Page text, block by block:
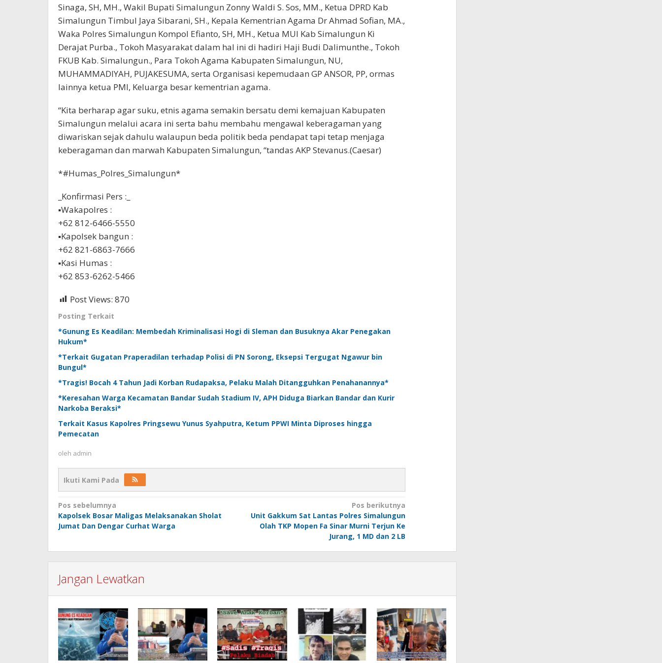
Sinaga, SH, MH., Wakil Bupati Simalungun Zonny Waldi S. Sos, MM., Ketua DPRD Kab
Simalungun Timbul Jaya Sibarani, SH., Kepala Kementrian Agama Dr Ahmad Sofian, MA.,
Waka Polres Simalungun Kompol Efianto, SH, MH., Ketua MUI Kab Simalungun Ki
Derajat Purba., Tokoh Masyarakat dalam hal ini di hadiri Haji Budi Dalimunthe., Tokoh
FKUB Kab. Simalungun., Para Tokoh Agama Kabupaten Simalungun, NU,
MUHAMMADIYAH, PUJAKESUMA, serta Organisasi kepemudaan GP ANSOR, PP, ormas
lainnya ketua PMI, Keluarga besar kementrian agama.
“Kita berharap agar suku, etnis agama semakin bersatu demi kemajuan Kabupaten
Simalungun melalui acara ini serta bahu membahu mengawal keberagaman yang
diwariskan sejak dahulu walaupun beda politik beda pendapat tapi tetap menjaga
keberagaman dan marwah Kabupaten Simalungun, “tandas AKP Stevanus.(Caesar)
*#Humas_Polres_Simalungun*
_Konfirmasi Pers :_
▪︎Wakapolres :
+62 812-6466-5550
▪︎Kapolsek bangun :
+62 821-6863-7666
▪︎Kasi Humas :
+62 853-6262-5466
Post Views: 870
Posting Terkait
*Gunung Es Keadilan: Membedah Kriminalisasi Hogi di Sleman dan Busuknya Akar Penegakan
Hukum*
*Terkait Gugatan Praperadilan terhadap Polisi di PN Sorong, Eksepsi Tergugat Ngawur bin
Bungul*
*Tragis! Bocah 4 Tahun Jadi Korban Rudapaksa, Pelaku Malah Ditangguhkan Penahanannya*
*Keresahan Warga Kecamatan Bandar Sudah Stadium IV, APH Diduga Biarkan Bandar dan Kurir
Narkoba Beraksi*
Terkait Kasus Kapolres Pringsewu Yunus Syahputra, Ketum PPWI Minta Diproses hingga
Pemecatan
oleh admin
Ikuti Kami Pada
Navigasi
pos
Pos sebelumnya
Kapolsek Bosar Maligas Melaksanakan Sholat
Jumat Dan Dengar Curhat Warga
Pos berikutnya
Unit Gakkum Sat Lantas Polres Simalungun
Olah TKP Mopen Fa Sinar Murni Terjun Ke
Jurang, 1 MD dan 2 LB
Jangan Lewatkan